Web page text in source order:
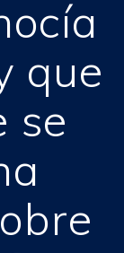
que
se